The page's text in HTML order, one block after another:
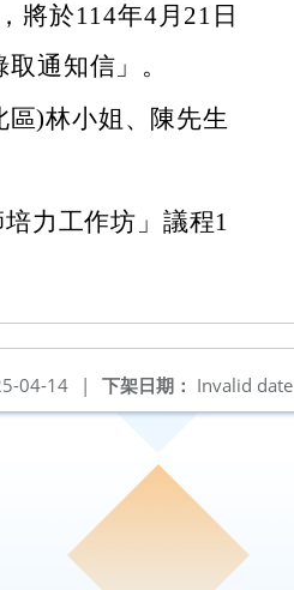
將於114年4月21日
通知信」。
)林小姐、陳先生
力工作坊」議程1
下架日期： Invalid date
04-14 |